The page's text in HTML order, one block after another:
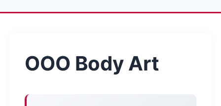
ООО Body Art